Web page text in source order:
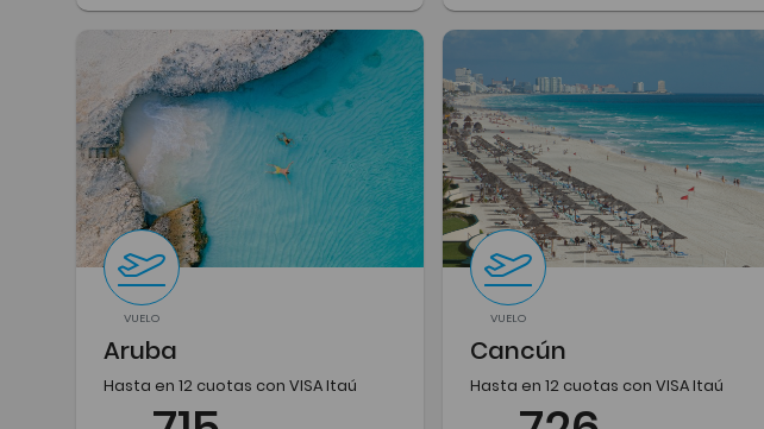
VUELO
Aruba
Hasta en 12 cuotas con VISA Itaú
VUELO
Cancún
Hasta en 12 cuotas con VISA Itaú